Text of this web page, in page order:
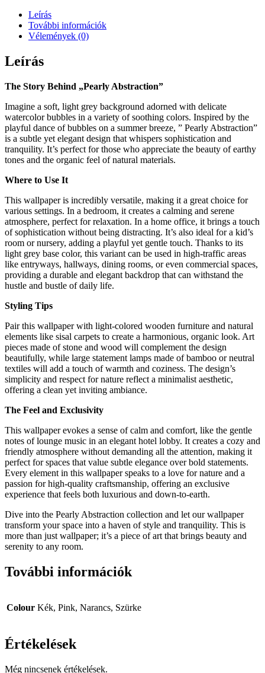
Leírás
További információk
Vélemények (0)
Leírás
The Story Behind „Pearly Abstraction”
Imagine a soft, light grey background adorned with delicate
watercolor bubbles in a variety of soothing colors. Inspired by the
playful dance of bubbles on a summer breeze, ” Pearly Abstraction”
is a subtle yet elegant design that whispers sophistication and
tranquility. It’s perfect for those who appreciate the beauty of earthy
tones and the organic feel of natural materials.
Where to Use It
This wallpaper is incredibly versatile, making it a great choice for
various settings. In a bedroom, it creates a calming and serene
atmosphere, perfect for relaxation. In a home office, it brings a touch
of sophistication without being distracting. It’s also ideal for a kid’s
room or nursery, adding a playful yet gentle touch. Thanks to its
light grey base color, this variant can be used in high-traffic areas
like entryways, hallways, dining rooms, or even commercial spaces,
providing a durable and elegant backdrop that can withstand the
hustle and bustle of daily life.
Styling Tips
Pair this wallpaper with light-colored wooden furniture and natural
elements like sisal carpets to create a harmonious, organic look. Art
pieces made of stone and wood will complement the design
beautifully, while large statement lamps made of bamboo or neutral
textiles will add a touch of warmth and coziness. The design’s
simplicity and respect for nature reflect a minimalist aesthetic,
offering a clean yet inviting ambiance.
The Feel and Exclusivity
This wallpaper evokes a sense of calm and comfort, like the gentle
notes of lounge music in an elegant hotel lobby. It creates a cozy and
friendly atmosphere without demanding all the attention, making it
perfect for spaces that value subtle elegance over bold statements.
Every element in this wallpaper speaks to a love for nature and a
passion for high-quality craftsmanship, offering an exclusive
experience that feels both luxurious and down-to-earth.
Dive into the Pearly Abstraction collection and let our wallpaper
transform your space into a haven of style and tranquility. This is
more than just wallpaper; it’s a piece of art that brings beauty and
serenity to any room.
További információk
Colour Kék, Pink, Narancs, Szürke
Értékelések
Még nincsenek értékelések.